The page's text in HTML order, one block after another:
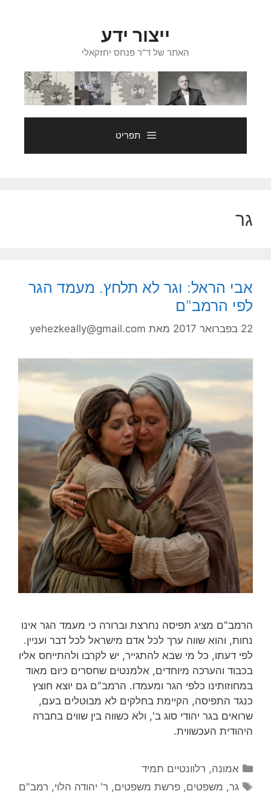
ייצור ידע
האתר של ד"ר פנחס יחזקאלי
תפריט
גר
אבי הראל: וגר לא תלחץ. מעמד הגר
לפי הרמב"ם
22 בפברואר 2017 מאת yehezkeally@gmail.com
הרמב"ם מציג תפיסה נחרצת וברורה כי מעמד הגר אינו
נחות, והוא שווה ערך לכל אדם מישראל לכל דבר ועניין.
לפי דעתו, כל מי שבא להתגייר, יש לקרבו ולהתייחס אליו
בכבוד והערכה מיוחדים, אלמנטים שחסרים כיום מאוד
במחוזותינו כלפי הגר ומעמדו. הרמב"ם גם יוצא חוצץ
כנגד התפיסה, הקיימת בחלקים לא מבוטלים בעם,
שרואים בגר יהודי סוג ב', ולא כשווה בין שווים בחברה
היהודית העכשווית.
קטגוריות
אמונה, רלוונטיים תמיד
תגיות
גר, משפטים,פרשת משפטים, ר' יהודה הלוי, רמב"ם